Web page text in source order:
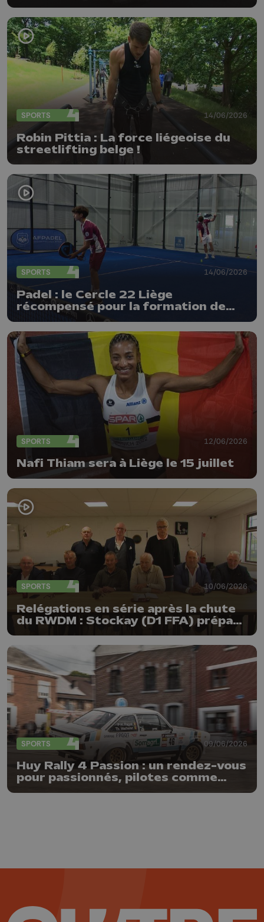
SPORTS 14/06/2026
Robin Pittia : La force liégeoise du
streetlifting belge !
SPORTS 14/06/2026
Padel : le Cercle 22 Liège
récompensé pour la formation de
SPORTS 12/06/2026
Nafi Thiam sera à Liège le 15 juillet
SPORTS 10/06/2026
Relégations en série après la chute
du RWDM : Stockay (D1 FFA) prépare
la riposte
SPORTS 09/06/2026
Huy Rally 4 Passion : un rendez-vous
pour passionnés, pilotes comme